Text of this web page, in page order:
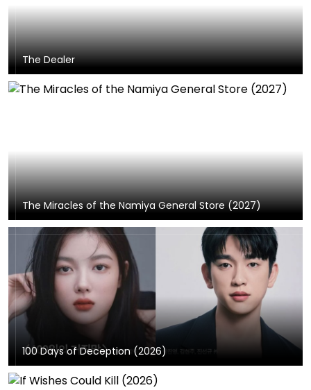
The Dealer
The Miracles of the Namiya General Store (2027)
100 Days of Deception (2026)